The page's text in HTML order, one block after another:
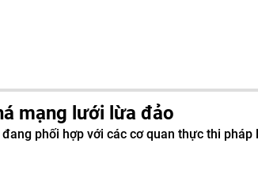
mạng lưới lừa đảo
phối hợp với các cơ quan thực thi pháp